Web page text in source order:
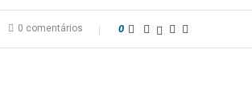
0 comentários 0